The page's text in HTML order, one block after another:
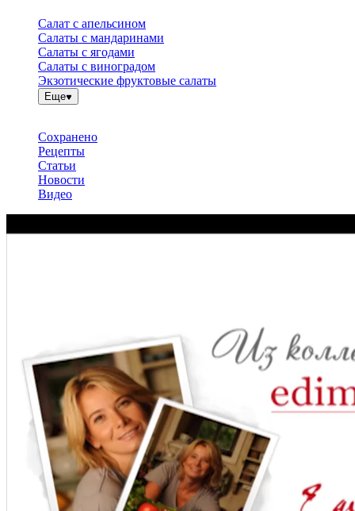
Салат с апельсином
Салаты с мандаринами
Салаты с ягодами
Салаты с виноградом
Экзотические фруктовые салаты
Еще
Сохранено
Рецепты
Статьи
Новости
Видео